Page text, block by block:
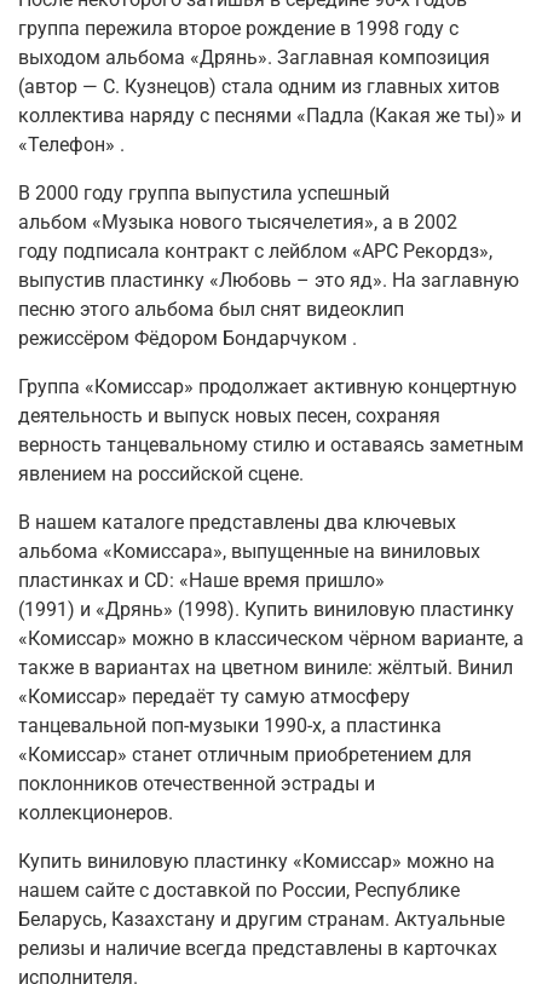
группа пережила второе рождение в 1998 году с
выходом альбома «Дрянь». Заглавная композиция
(автор — С. Кузнецов) стала одним из главных хитов
коллектива наряду с песнями «Падла (Какая же ты)» и
«Телефон» .
В 2000 году группа выпустила успешный
альбом «Музыка нового тысячелетия», а в 2002
году подписала контракт с лейблом «АРС Рекордз»,
выпустив пластинку «Любовь – это яд». На заглавную
песню этого альбома был снят видеоклип
режиссёром Фёдором Бондарчуком .
Группа «Комиссар» продолжает активную концертную
деятельность и выпуск новых песен, сохраняя
верность танцевальному стилю и оставаясь заметным
явлением на российской сцене.
В нашем каталоге представлены два ключевых
альбома «Комиссара», выпущенные на виниловых
пластинках и CD: «Наше время пришло»
(1991) и «Дрянь» (1998). Купить виниловую пластинку
«Комиссар» можно в классическом чёрном варианте, а
также в вариантах на цветном виниле: жёлтый. Винил
«Комиссар» передаёт ту самую атмосферу
танцевальной поп-музыки 1990-х, а пластинка
«Комиссар» станет отличным приобретением для
поклонников отечественной эстрады и
коллекционеров.
Купить виниловую пластинку «Комиссар» можно на
нашем сайте с доставкой по России, Республике
Беларусь, Казахстану и другим странам. Актуальные
релизы и наличие всегда представлены в карточках
исполнителя.